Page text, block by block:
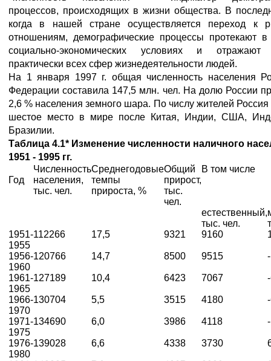
процессов, происходящих в жизни общества. В
когда в нашей стране осуществляется переход к
отношениям, демографические процессы протекают
социально-экономических условиях и отражают
практически всех сфер жизнедеятельности людей.
На 1 января 1997 г. общая численность населения
Федерации составила 147,5 млн. чел. На долю России
2,6 % населения земного шара. По числу жителей Россия
шестое место в мире после Китая, Индии, США,
Бразилии.
Таблица 4.1* Изменение численности наличного
1951 - 1995 гг.
Год
Численность
населения,
тыс. чел.
Среднегодовые
темпы
прироста, %
Общий
прирост,
тыс.
чел.
В том числе
естественный,
тыс. чел.
1951-
1955
112266 17,5 9321 9160
1956-
1960
120766 14,7 8500 9515
1961-
1965
127189 10,4 6423 7067
1966-
1970
130704 5,5 3515 4180
1971-
1975
134690 6,0 3986 4118
1976-
1980
139028 6,6 4338 3730